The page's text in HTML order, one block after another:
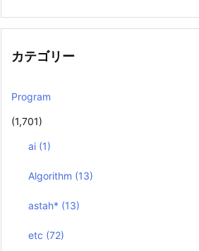
カテゴリー
Program
(1,701)
ai (1)
Algorithm (13)
astah* (13)
etc (72)